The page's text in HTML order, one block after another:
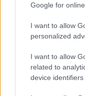
Google for
I want to allow
personalized
I want to allow
related to
device identifiers
Scopri i
Sei pronto a
Bologna Business